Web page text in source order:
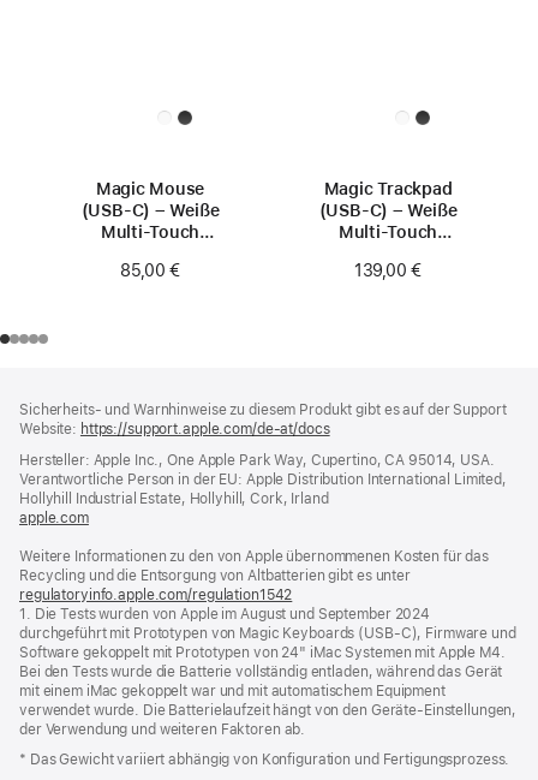
Magic Mouse
(USB‑C) – Weiße
Multi-Touch
85,00 €
Magic Trackpad
(USB‑C) – Weiße
Multi-Touch
139,00 €
Sicherheits- und Warnhinweise zu diesem Produkt gibt es auf der Support
Website: https://support.apple.com/de-at/docs(öffnet
neues
Fenster)
Hersteller: Apple Inc., One Apple Park Way, Cupertino, CA 95014, USA.
Verantwortliche Person in der EU: Apple Distribution International Limited,
Hollyhill Industrial Estate, Hollyhill, Cork, Irland
apple.com(öffnet
neues
Fenster)
Weitere Informationen zu den von Apple übernommenen Kosten für das
Recycling und die Entsorgung von Altbatterien gibt es unter
regulatoryinfo.apple.com/regulation1542
ein
neues
Fenster)
1. Die Tests wurden von Apple im August und September 2024
durchgeführt mit Prototypen von Magic Keyboards (USB-C), Firmware und
Software gekoppelt mit Prototypen von 24" iMac Systemen mit Apple M4.
Bei den Tests wurde die Batterie vollständig entladen, während das Gerät
mit einem iMac gekoppelt war und mit automatischem Equipment
verwendet wurde. Die Batterielaufzeit hängt von den Geräte-Einstellungen,
der Verwendung und weiteren Faktoren ab.
* Das Gewicht variiert abhängig von Konfiguration und Fertigungsprozess.